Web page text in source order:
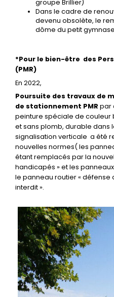
groupe Brillier)
Dans le cadre de
devenu obsolète, le
dôme du petit
*Pour le bien-être des
(PMR)
En 2022,
Poursuite des travaux de
de stationnement PMR par
peinture spéciale de couleur
et sans plomb, durable dans
signalisation verticale a été
nouvelles normes( les
étant remplacés par la
handicapés » et les
le panneau routier «
interdit ».